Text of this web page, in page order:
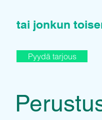
tai jonkun
Pyydä tarjous